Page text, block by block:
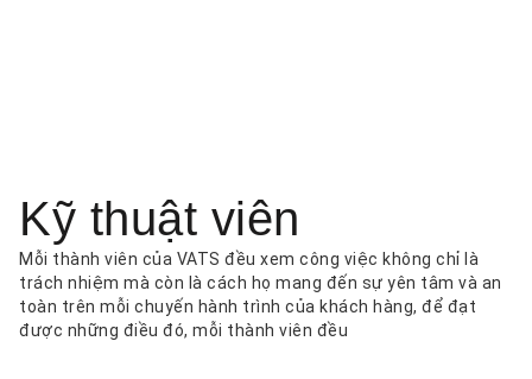
Kỹ thuật viên
Mỗi thành viên của VATS đều xem công việc không chỉ là
trách nhiệm mà còn là cách họ mang đến sự yên tâm và an
toàn trên mỗi chuyến hành trình của khách hàng, để đạt
được những điều đó, mỗi thành viên đều